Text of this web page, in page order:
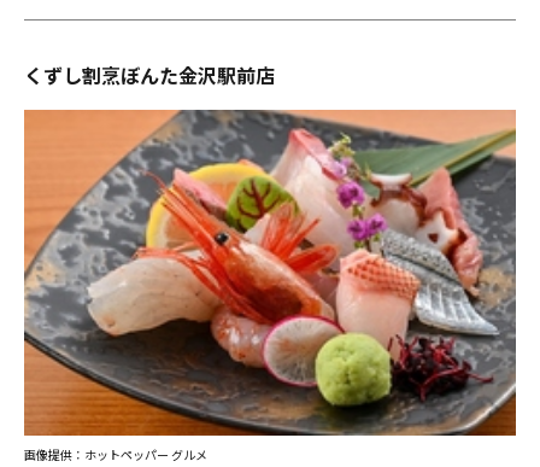
くずし割烹ぼんた金沢駅前店
画像提供：ホットペッパー グルメ